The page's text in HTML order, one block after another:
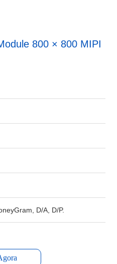
800 × 800 MIPI
D/A, D/P.